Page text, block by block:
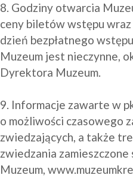
8. Godziny otwarcia
ceny biletów wstępu wraz
dzień bezpłatnego
Muzeum jest nieczynne,
Dyrektora Muzeum.
9. Informacje zawarte w
o możliwości czasowego
zwiedzających, a także
zwiedzania
Muzeum,